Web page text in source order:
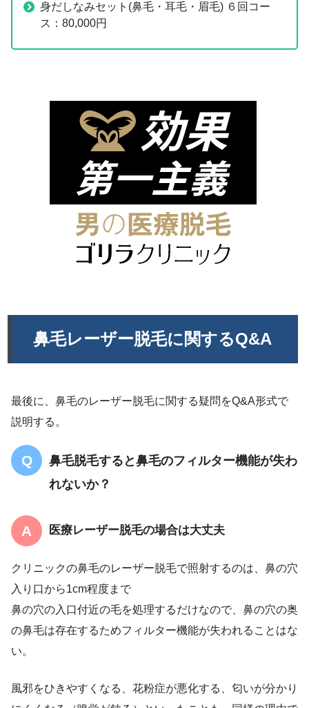
身だしなみセット(鼻毛・耳毛・眉毛) ６回コー
ス：80,000円
鼻毛レーザー脱毛に関するQ&A
最後に、鼻毛のレーザー脱毛に関する疑問をQ&A形式で
説明する。
鼻毛脱毛すると鼻毛のフィルター機能が失わ
れないか？
医療レーザー脱毛の場合は大丈夫
クリニックの鼻毛のレーザー脱毛で照射するのは、鼻の穴
入り口から1cm程度まで
鼻の穴の入口付近の毛を処理するだけなので、鼻の穴の奥
の鼻毛は存在するためフィルター機能が失われることはな
い。
風邪をひきやすくなる、花粉症が悪化する、匂いが分かり